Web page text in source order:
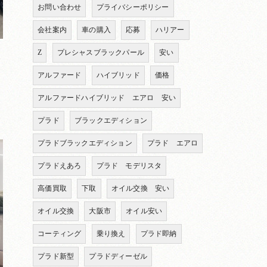
お問い合わせ プライバシーポリシー
会社案内 車の購入 応募 ハリアー
Z プレシャスブラックパール 安い
アルファード ハイブリッド 価格
アルファードハイブリッド エアロ 安い
プラド ブラックエディション
プラドブラックエディション プラド エアロ
プラドえあろ プラド モデリスタ
高価買取 下取 オイル交換 安い
オイル交換 大阪市 オイル安い
コーティング 乗り換え プラド即納
プラド新型 プラドディーゼル